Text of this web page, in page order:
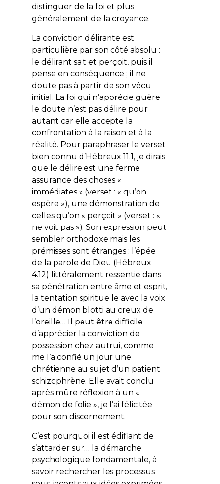
distinguer de la foi et plus
généralement de la croyance.
La conviction délirante est
particulière par son côté absolu :
le délirant sait et perçoit, puis il
pense en conséquence ; il ne
doute pas à partir de son vécu
initial. La foi qui n’apprécie guère
le doute n’est pas délire pour
autant car elle accepte la
confrontation à la raison et à la
réalité. Pour paraphraser le verset
bien connu d’Hébreux 11.1, je dirais
que le délire est une ferme
assurance des choses «
immédiates » (verset : « qu’on
espère »), une démonstration de
celles qu’on « perçoit » (verset : «
ne voit pas »). Son expression peut
sembler orthodoxe mais les
prémisses sont étranges : l’épée
de la parole de Dieu (Hébreux
4.12) littéralement ressentie dans
sa pénétration entre âme et esprit,
la tentation spirituelle avec la voix
d’un démon blotti au creux de
l’oreille… Il peut être difficile
d’apprécier la conviction de
possession chez autrui, comme
me l’a confié un jour une
chrétienne au sujet d’un patient
schizophrène. Elle avait conclu
après mûre réflexion à un «
démon de folie », je l’ai félicitée
pour son discernement.
C’est pourquoi il est édifiant de
s’attarder sur… la démarche
psychologique fondamentale, à
savoir rechercher les processus